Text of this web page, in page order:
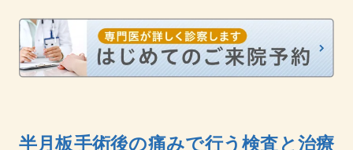
半月板手術後の痛みで行う検査と治療